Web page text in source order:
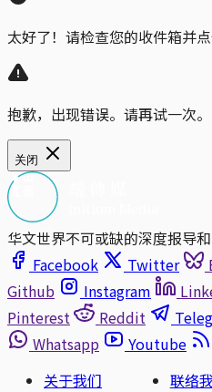
太好了！请检查您的收件箱并点
抱歉，出现错误。请再试一次。
关闭
华文世界不可或缺的深度报导
Facebook
Twitter
Github
Instagram
Pinterest
Reddit
Whatsapp
Youtube
关于我们
联络